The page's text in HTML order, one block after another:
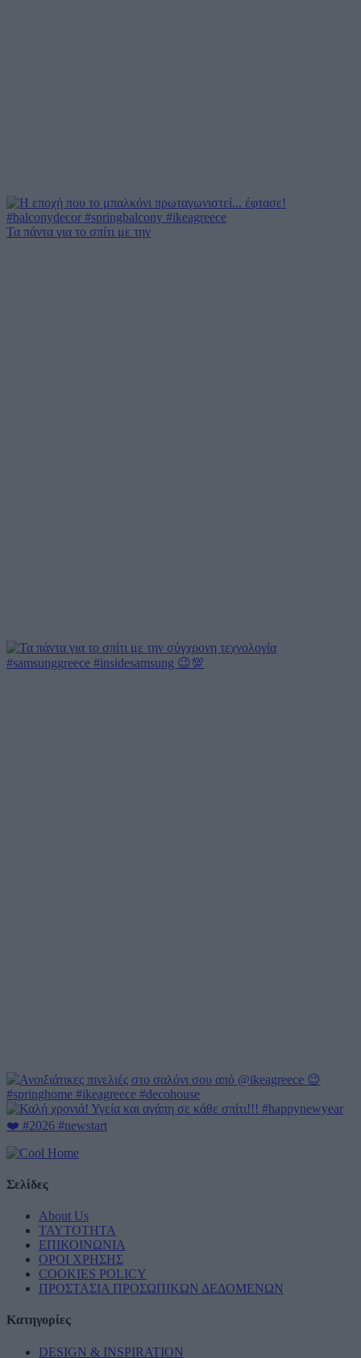
Τα πάντα για το σπίτι με την
Σελίδες
About Us
ΤΑΥΤΟΤΗΤΑ
ΕΠΙΚΟΙΝΩΝΙΑ
ΟΡΟΙ ΧΡΗΣΗΣ
COOKIES POLICY
ΠΡΟΣΤΑΣΙΑ ΠΡΟΣΩΠΙΚΩΝ ΔΕΔΟΜΕΝΩΝ
Κατηγορίες
DESIGN & INSPIRATION